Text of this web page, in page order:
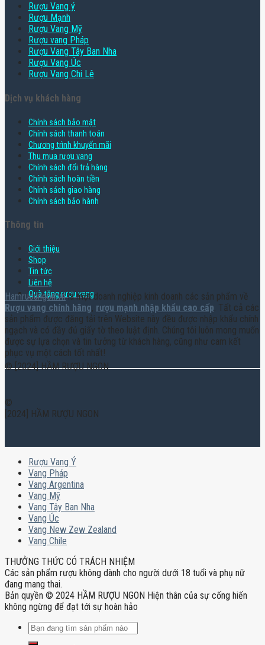
Rượu Vang ý
Rượu Mạnh
Rượu Vang Mỹ
Rượu vang Pháp
Rượu Vang Tây Ban Nha
Rượu Vang Úc
Rượu Vang Chi Lê
Dịch vụ khách hàng
Chính sách bảo mật
Chính sách thanh toán
Chương trình khuyến mãi
Thu mua rượu vang
Chính sách đổi trả hàng
Chính sách hoàn tiền
Chính sách giao hàng
Chính sách bảo hành
Thông tin
Giới thiệu
Shop
Tin tức
Liên hệ
Quà tặng rượu vang
Hamruoungon.vnlà một doanh nghiệp kinh doanh các sản phẩm về
Rượu vang chính hãng, rượu mạnh nhập khẩu cao cấp. Tất cả các
sản phẩm được đăng tải trên Website này đều được nhập khẩu chính
ngạch và có đầy đủ giấy tờ theo luật định. Chúng tôi luôn mong muốn
được sự lựa chọn và tin tưởng từ khách hàng, cũng như cam kết
phục vụ một cách tốt nhất!
© [2024] HẦM RƯỢU NGON
©
[2024] HẦM RƯỢU NGON
Rượu Vang Ý
Vang Pháp
Vang Argentina
Vang Mỹ
Vang Tây Ban Nha
Vang Úc
Vang New Zew Zealand
Vang Chile
THƯỞNG THỨC CÓ TRÁCH NHIỆM
Các sản phẩm rượu không dành cho người dưới 18 tuổi và phụ nữ
đang mang thai.
Bản quyền © 2024 HẦM RƯỢU NGON Hiện thân của sự cống hiến
không ngừng để đạt tới sự hoàn hảo
Tìm